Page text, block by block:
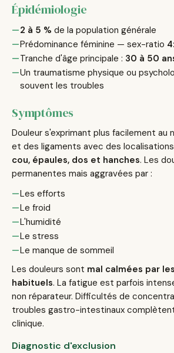
Épidémiologie
2 à 5 % de la population générale
Prédominance féminine — sex-ratio
Tranche d'âge principale : 30 à 50
Un traumatisme physique ou
souvent les troubles
Symptômes
Douleur s'exprimant plus facilement au
et des ligaments avec des
cou, épaules, dos et hanches. Les
permanentes mais aggravées par :
Les efforts
Le froid
L'humidité
Le stress
Le manque de sommeil
Les douleurs sont mal calmées par
habituels. La fatigue est parfois
non réparateur. Difficultés de
troubles gastro-intestinaux
clinique.
Diagnostic d'exclusion